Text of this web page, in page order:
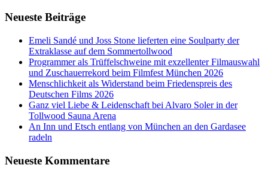
Neueste Beiträge
Emeli Sandé und Joss Stone lieferten eine Soulparty der
Extraklasse auf dem Sommertollwood
Programmer als Trüffelschweine mit exzellenter Filmauswahl
und Zuschauerrekord beim Filmfest München 2026
Menschlichkeit als Widerstand beim Friedenspreis des
Deutschen Films 2026
Ganz viel Liebe & Leidenschaft bei Alvaro Soler in der
Tollwood Sauna Arena
An Inn und Etsch entlang von München an den Gardasee
radeln
Neueste Kommentare